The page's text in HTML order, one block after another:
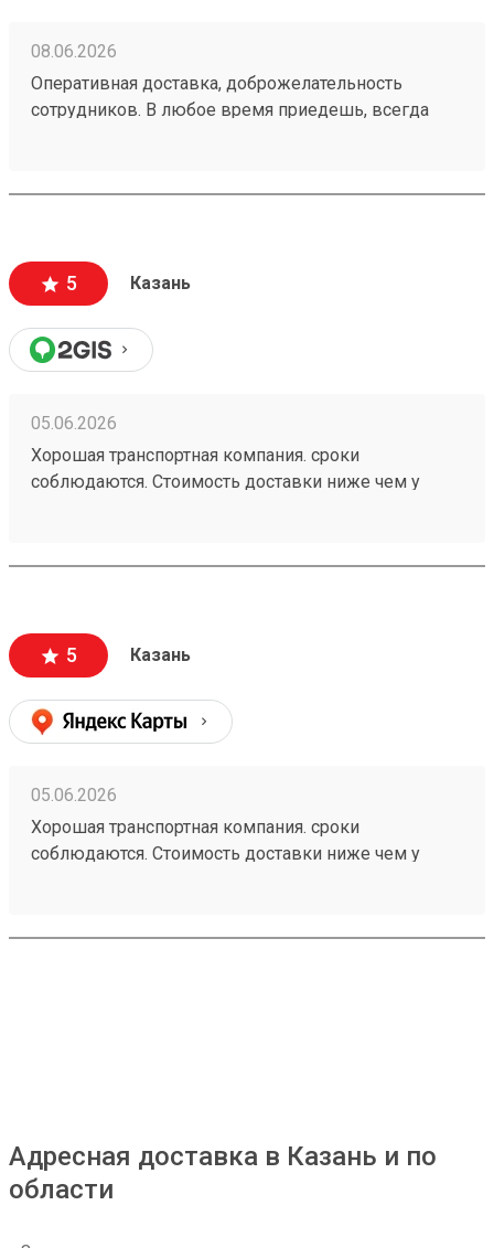
08.06.2026
Оперативная доставка, доброжелательность
сотрудников. В любое время приедешь, всегда
5 Казань
05.06.2026
Хорошая транспортная компания. сроки
соблюдаются. Стоимость доставки ниже чем у
260472502
5 Казань
05.06.2026
Хорошая транспортная компания. сроки
соблюдаются. Стоимость доставки ниже чем у
Адресная доставка в Казань и по
области